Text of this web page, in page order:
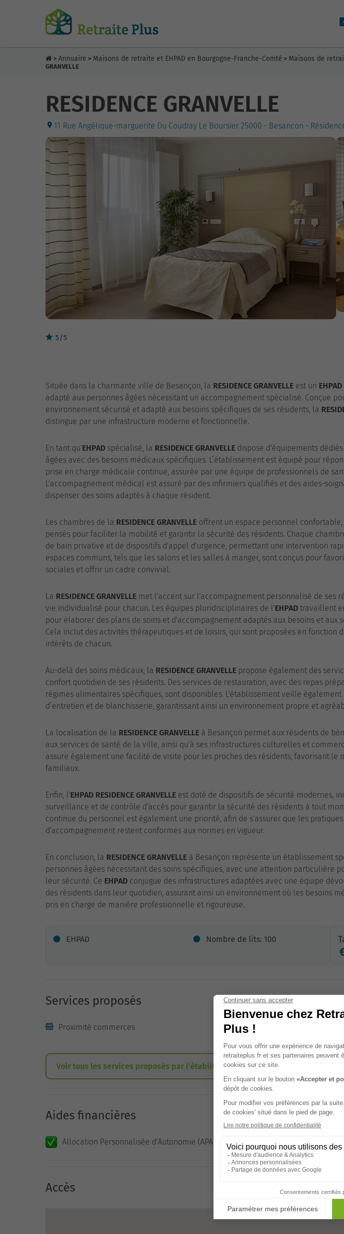
> Annuaire > Maisons de retraite et EHPAD en Bourgogne-Franche-Comté > Maisons de
GRANVELLE
RESIDENCE GRANVELLE
11 Rue Angélique-marguerite Du Coudray Le Boursier 25000 - Besancon -
5/5
Située dans la charmante ville de Besançon, la RESIDENCE GRANVELLE est un EHPAD
adapté aux personnes âgées nécessitant un accompagnement spécialisé. Conçue
environnement sécurisé et adapté aux besoins spécifiques de ses résidents, la
distingue par une infrastructure moderne et fonctionnelle.
En tant qu'EHPAD spécialisé, la RESIDENCE GRANVELLE dispose d'équipements
âgées avec des besoins médicaux spécifiques. L’établissement est équipé pour
prise en charge médicale continue, assurée par une équipe de professionnels de
L'accompagnement médical est assuré par des infirmiers qualifiés et des aides-
dispenser des soins adaptés à chaque résident.
Les chambres de la RESIDENCE GRANVELLE offrent un espace personnel
pensés pour faciliter la mobilité et garantir la sécurité des résidents. Chaque
de bain privative et de dispositifs d'appel d'urgence, permettant une intervention
espaces communs, tels que les salons et les salles à manger, sont conçus pour
sociales et offrir un cadre convivial.
La RESIDENCE GRANVELLE met l'accent sur l'accompagnement personnalisé de ses
vie individualisé pour chacun. Les équipes pluridisciplinaires de l'EHPAD travaillent
pour élaborer des plans de soins et d'accompagnement adaptés aux besoins et aux
Cela inclut des activités thérapeutiques et de loisirs, qui sont proposées en fonction
intérêts de chacun.
Au-delà des soins médicaux, la RESIDENCE GRANVELLE propose également des
confort quotidien de ses résidents. Des services de restauration, avec des repas
régimes alimentaires spécifiques, sont disponibles. L'établissement veille
d’entretien et de blanchisserie, garantissant ainsi un environnement propre et
La localisation de la RESIDENCE GRANVELLE à Besançon permet aux résidents de
aux services de santé de la ville, ainsi qu'à ses infrastructures culturelles et
assure également une facilité de visite pour les proches des résidents, favorisant le
familiaux.
Enfin, l'EHPAD RESIDENCE GRANVELLE est doté de dispositifs de sécurité modernes,
surveillance et de contrôle d'accès pour garantir la sécurité des résidents à tout
continue du personnel est également une priorité, afin de s'assurer que les
d'accompagnement restent conformes aux normes en vigueur.
En conclusion, la RESIDENCE GRANVELLE à Besançon représente un établissement
personnes âgées nécessitant des soins spécifiques, avec une attention particulière
leur sécurité. Ce EHPAD conjugue des infrastructures adaptées avec une équipe
des résidents dans leur quotidien, assurant ainsi un environnement où les besoins
pris en charge de manière professionnelle et rigoureuse.
EHPAD Nombre de lits: 100
Services proposés
Proximité commerces
Voir tous les services proposés par l’établissement
Aides financières
Allocation Personnalisée d'Autonomie (APA)
Accès